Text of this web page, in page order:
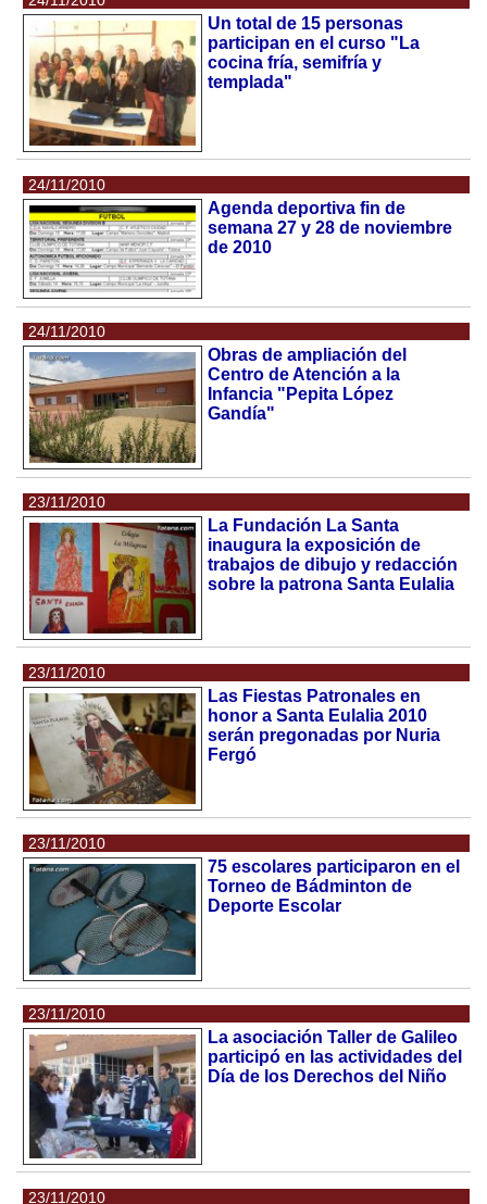
Un total de 15 personas
participan en el curso "La
cocina fría, semifría y
templada"
24/11/2010
Agenda deportiva fin de
semana 27 y 28 de noviembre
de 2010
24/11/2010
Obras de ampliación del
Centro de Atención a la
Infancia "Pepita López
Gandía"
23/11/2010
La Fundación La Santa
inaugura la exposición de
trabajos de dibujo y redacción
sobre la patrona Santa Eulalia
23/11/2010
Las Fiestas Patronales en
honor a Santa Eulalia 2010
serán pregonadas por Nuria
Fergó
23/11/2010
75 escolares participaron en el
Torneo de Bádminton de
Deporte Escolar
23/11/2010
La asociación Taller de Galileo
participó en las actividades del
Día de los Derechos del Niño
23/11/2010